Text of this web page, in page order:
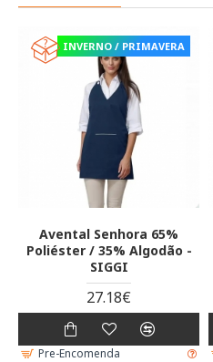
INVERNO / PRIMAVERA
Avental Senhora 65%
Poliéster / 35% Algodão -
SIGGI
27.18€
Pre-Encomenda